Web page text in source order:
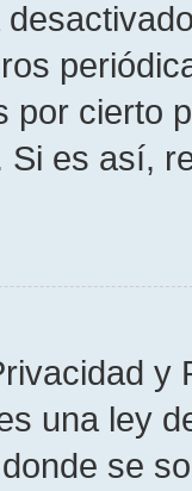
por cierto
Si es así,
una ley
se